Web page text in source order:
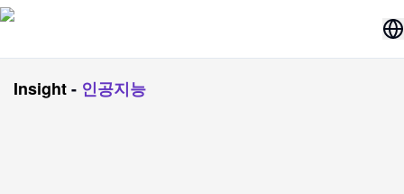
Insight- 인공지능